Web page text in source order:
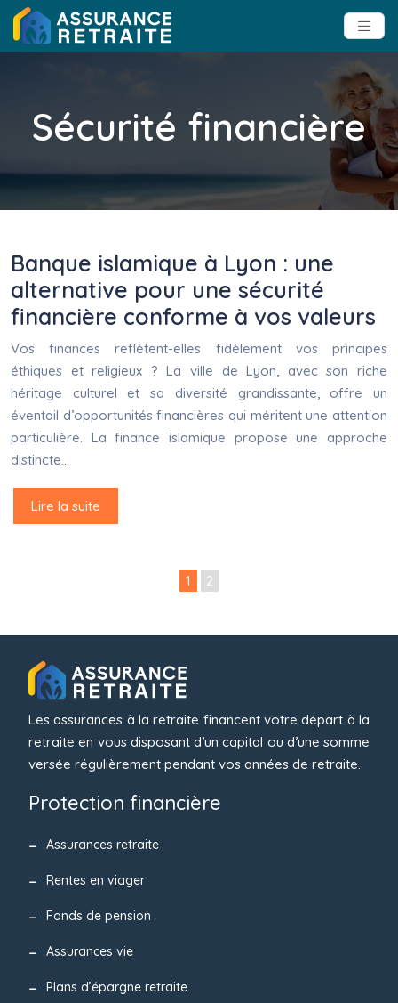
Sécurité financière
Banque islamique à Lyon : une
alternative pour une sécurité
financière conforme à vos valeurs
Vos finances reflètent-elles fidèlement vos principes
éthiques et religieux ? La ville de Lyon, avec son riche
héritage culturel et sa diversité grandissante, offre un
éventail d’opportunités financières qui méritent une attention
particulière. La finance islamique propose une approche
distincte…
Lire la suite
1 2
Les assurances à la retraite financent votre départ à la
retraite en vous disposant d’un capital ou d’une somme
versée régulièrement pendant vos années de retraite.
Protection financière
Assurances retraite
Rentes en viager
Fonds de pension
Assurances vie
Plans d’épargne retraite